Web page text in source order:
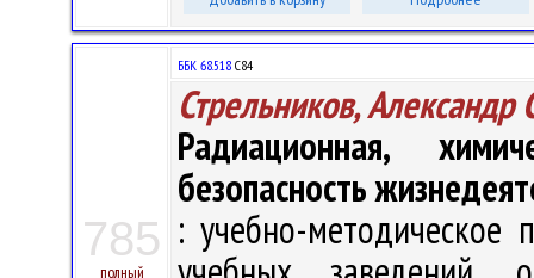
785
полный
ББК 68.518 С84
Стрельников, Александр
Радиационная,
безопасность
: учебно-методическое